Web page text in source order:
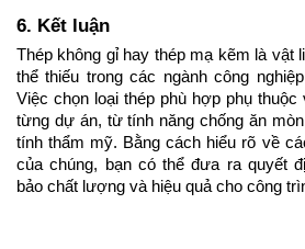
6. Kết luận
Thép không gỉ hay thép mạ kẽm là vật
thể thiếu trong các ngành công
Việc chọn loại thép phù hợp phụ
từng dự án, từ tính năng chống ăn
tính thẩm mỹ. Bằng cách hiểu rõ về
của chúng, bạn có thể đưa ra quyết
bảo chất lượng và hiệu quả cho công